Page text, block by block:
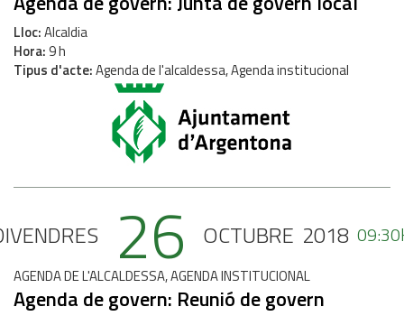
Lloc Alcaldia
Hora 9 h
Tipus d'acte Agenda de l'alcaldessa, Agenda institucional
26 OCTUBRE 2018
AGENDA DE L'ALCALDESSA, AGENDA INSTITUCIONAL
Agenda de govern: Reunió de govern